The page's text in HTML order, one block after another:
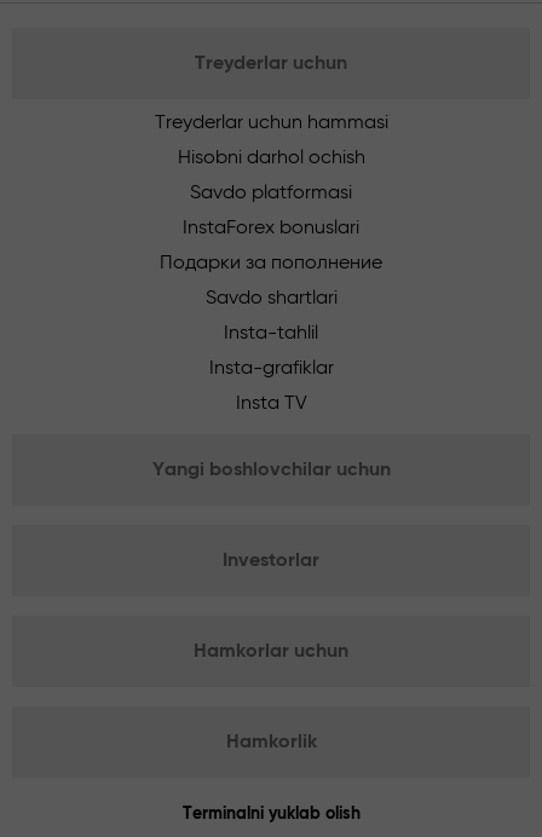
Treyderlar uchun
Treyderlar uchun hammasi
Hisobni darhol ochish
Savdo platformasi
InstaForex bonuslari
Подарки за пополнение
Savdo shartlari
Insta-tahlil
Insta-grafiklar
Insta TV
Yangi boshlovchilar uchun
Investorlar
Hamkorlar uchun
Hamkorlik
Terminalni yuklab olish